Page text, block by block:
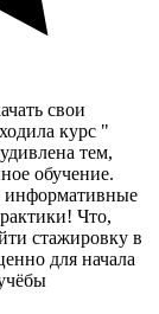
свои
курс "
тем,
обучение.
информативные
Что,
стажировку в
для начала